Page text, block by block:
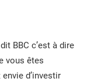
BBC c’est à dire
vous êtes
d’investir